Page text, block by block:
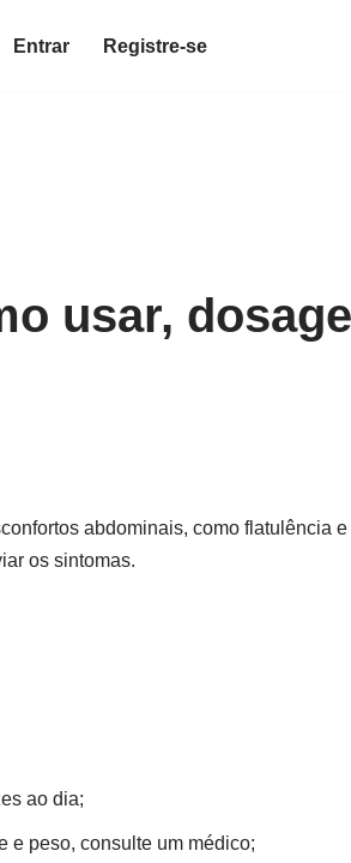
Entrar Registre-se
usar,
abdominais, como flatulência
os sintomas.
ao dia;
e peso, consulte um médico;